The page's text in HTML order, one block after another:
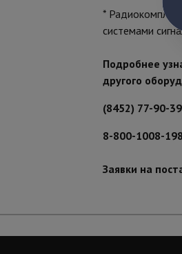
*
системами
Подробнее
другого
(8452) 77-90-
8-800-1008-
Заявки на